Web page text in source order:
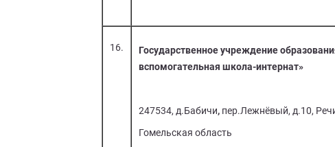
16.
Государственное учреждение
вспомогательная школа-интернат»
247534, д.Бабичи, пер.Лежнёвый, д.10,
Гомельская область